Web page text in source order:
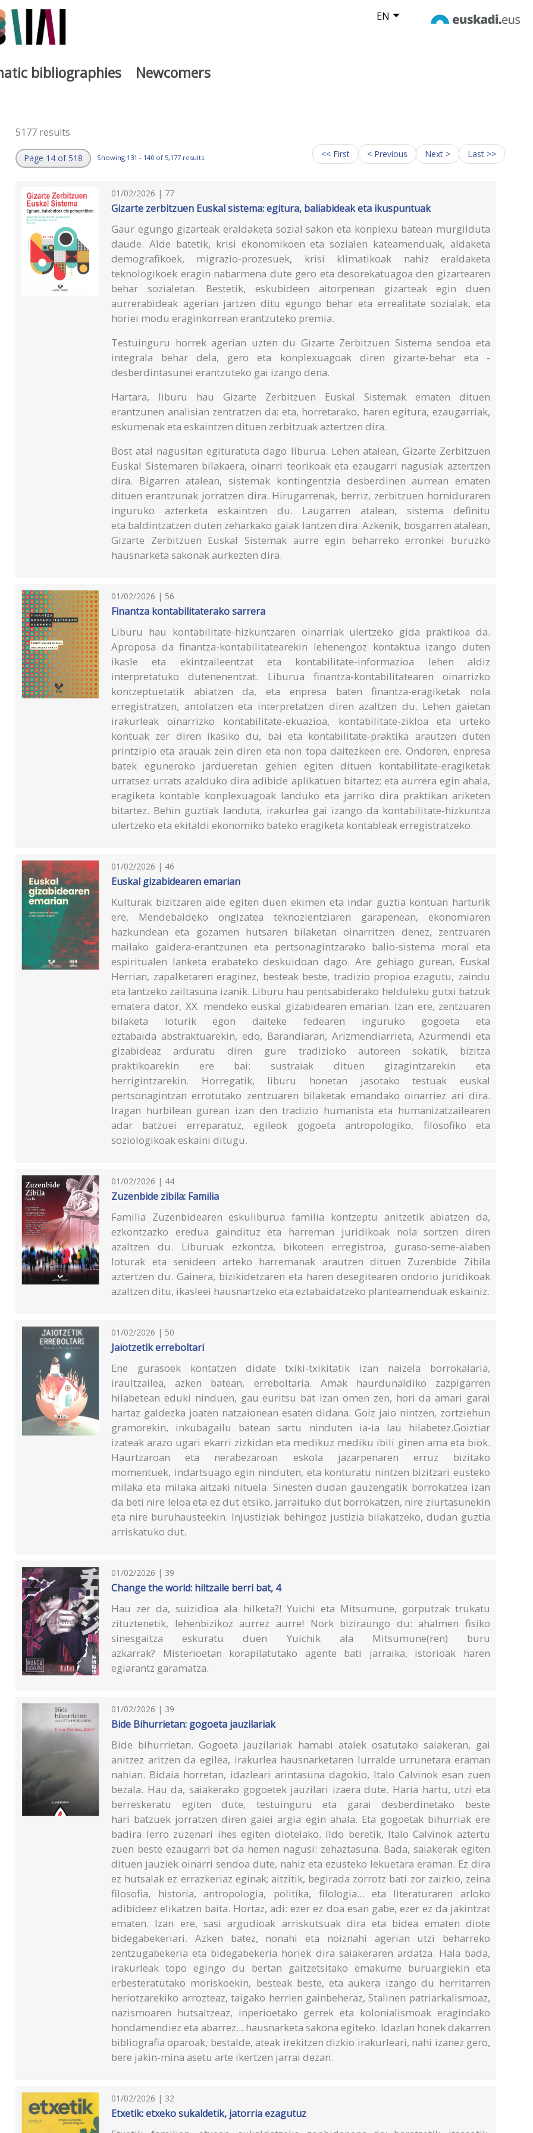
EN
bibliographies Newcomers
5177 results
Page 14 of 518 Showing 131 - 140 of 5,177 results. << First < Previous Next > Last >>
01/02/2026 | 77
Gizarte zerbitzuen Euskal sistema: egitura, baliabideak eta ikuspuntuak
Gaur egungo gizarteak eraldaketa sozial sakon eta konplexu batean murgilduta
daude. Alde batetik, krisi ekonomikoen eta sozialen kateamenduak, aldaketa
demografikoek, migrazio-prozesuek, krisi klimatikoak nahiz eraldaketa
teknologikoek eragin nabarmena dute gero eta desorekatuagoa den gizartearen
behar sozialetan. Bestetik, eskubideen aitorpenean gizarteak egin duen
aurrerabideak agerian jartzen ditu egungo behar eta errealitate sozialak, eta
horiei modu eraginkorrean erantzuteko premia.
Testuinguru horrek agerian uzten du Gizarte Zerbitzuen Sistema sendoa eta
integrala behar dela, gero eta konplexuagoak diren gizarte-behar eta -
desberdintasunei erantzuteko gai izango dena.
Hartara, liburu hau Gizarte Zerbitzuen Euskal Sistemak ematen dituen
erantzunen analisian zentratzen da; eta, horretarako, haren egitura, ezaugarriak,
eskumenak eta eskaintzen dituen zerbitzuak aztertzen dira.
Bost atal nagusitan egituratuta dago liburua. Lehen atalean, Gizarte Zerbitzuen
Euskal Sistemaren bilakaera, oinarri teorikoak eta ezaugarri nagusiak aztertzen
dira. Bigarren atalean, sistemak kontingentzia desberdinen aurrean ematen
dituen erantzunak jorratzen dira. Hirugarrenak, berriz, zerbitzuen horniduraren
inguruko azterketa eskaintzen du. Laugarren atalean, sistema definitu
eta baldintzatzen duten zeharkako gaiak lantzen dira. Azkenik, bosgarren atalean,
Gizarte Zerbitzuen Euskal Sistemak aurre egin beharreko erronkei buruzko
hausnarketa sakonak aurkezten dira.
01/02/2026 | 56
Finantza kontabilitaterako sarrera
Liburu hau kontabilitate-hizkuntzaren oinarriak ulertzeko gida praktikoa da.
Aproposa da finantza-kontabilitatearekin lehenengoz kontaktua izango duten
ikasle eta ekintzaileentzat eta kontabilitate-informazioa lehen aldiz
interpretatuko dutenenentzat. Liburua finantza-kontabilitatearen oinarrizko
kontzeptuetatik abiatzen da, eta enpresa baten finantza-eragiketak nola
erregistratzen, antolatzen eta interpretatzen diren azaltzen du. Lehen gaietan
irakurleak oinarrizko kontabilitate-ekuazioa, kontabilitate-zikloa eta urteko
kontuak zer diren ikasiko du, bai eta kontabilitate-praktika arautzen duten
printzipio eta arauak zein diren eta non topa daitezkeen ere. Ondoren, enpresa
batek eguneroko jardueretan gehien egiten dituen kontabilitate-eragiketak
urratsez urrats azalduko dira adibide aplikatuen bitartez; eta aurrera egin ahala,
eragiketa kontable konplexuagoak landuko eta jarriko dira praktikan ariketen
bitartez. Behin guztiak landuta, irakurlea gai izango da kontabilitate-hizkuntza
ulertzeko eta ekitaldi ekonomiko bateko eragiketa kontableak erregistratzeko.
01/02/2026 | 46
Euskal gizabidearen emarian
Kulturak bizitzaren alde egiten duen ekimen eta indar guztia kontuan harturik
ere, Mendebaldeko ongizatea teknozientziaren garapenean, ekonomiaren
hazkundean eta gozamen hutsaren bilaketan oinarritzen denez, zentzuaren
mailako galdera-erantzunen eta pertsonagintzarako balio-sistema moral eta
espiritualen lanketa erabateko deskuidoan dago. Are gehiago gurean, Euskal
Herrian, zapalketaren eraginez, besteak beste, tradizio propioa ezagutu, zaindu
eta lantzeko zailtasuna izanik. Liburu hau pentsabiderako helduleku gutxi batzuk
ematera dator, XX. mendeko euskal gizabidearen emarian. Izan ere, zentzuaren
bilaketa loturik egon daiteke fedearen inguruko gogoeta eta
eztabaida abstraktuarekin, edo, Barandiaran, Arizmendiarrieta, Azurmendi eta
gizabideaz arduratu diren gure tradizioko autoreen sokatik, bizitza
praktikoarekin ere bai: sustraiak dituen gizagintzarekin eta
herrigintzarekin. Horregatik, liburu honetan jasotako testuak euskal
pertsonagintzan errotutako zentzuaren bilaketak emandako oinarriez ari dira.
Iragan hurbilean gurean izan den tradizio humanista eta humanizatzailearen
adar batzuei erreparatuz, egileok gogoeta antropologiko, filosofiko eta
soziologikoak eskaini ditugu.
01/02/2026 | 44
Zuzenbide zibila: Familia
Familia Zuzenbidearen eskuliburua familia kontzeptu anitzetik abiatzen da,
ezkontzazko eredua gaindituz eta harreman juridikoak nola sortzen diren
azaltzen du. Liburuak ezkontza, bikoteen erregistroa, guraso-seme-alaben
loturak eta senideen arteko harremanak arautzen dituen Zuzenbide Zibila
aztertzen du. Gainera, bizikidetzaren eta haren desegitearen ondorio juridikoak
azaltzen ditu, ikasleei hausnartzeko eta eztabaidatzeko planteamenduak eskainiz.
01/02/2026 | 50
Jaiotzetik erreboltari
Ene gurasoek kontatzen didate txiki-txikitatik izan naizela borrokalaria,
iraultzailea, azken batean, erreboltaria. Amak haurdunaldiko zazpigarren
hilabetean eduki ninduen, gau euritsu bat izan omen zen, hori da amari garai
hartaz galdezka joaten natzaionean esaten didana. Goiz jaio nintzen, zortziehun
gramorekin, inkubagailu batean sartu ninduten ia-ia lau hilabetez.Goiztiar
izateak arazo ugari ekarri zizkidan eta medikuz mediku ibili ginen ama eta biok.
Haurtzaroan eta nerabezaroan eskola jazarpenaren erruz bizitako
momentuek, indartsuago egin ninduten, eta konturatu nintzen bizitzari eusteko
milaka eta milaka aitzaki nituela. Sinesten dudan gauzengatik borrokatzea izan
da beti nire leloa eta ez dut etsiko, jarraituko dut borrokatzen, nire ziurtasunekin
eta nire buruhausteekin. Injustiziak behingoz justizia bilakatzeko, dudan guztia
arriskatuko dut.
01/02/2026 | 39
Change the world: hiltzaile berri bat, 4
Hau zer da, suizidioa ala hilketa?! Yuichi eta Mitsumune, gorputzak trukatu
zituztenetik, lehenbizikoz aurrez aurre! Nork biziraungo du: ahalmen fisiko
sinesgaitza eskuratu duen Yuichik ala Mitsumune(ren) buru
azkarrak? Misterioetan korapilatutako agente bati jarraika, istorioak haren
egiarantz garamatza.
01/02/2026 | 39
Bide Bihurrietan: gogoeta jauzilariak
Bide bihurrietan. Gogoeta jauzilariak hamabi atalek osatutako saiakeran, gai
anitzez aritzen da egilea, irakurlea hausnarketaren lurralde urrunetara eraman
nahian. Bidaia horretan, idazleari arintasuna dagokio, Italo Calvinok esan zuen
bezala. Hau da, saiakerako gogoetek jauzilari izaera dute. Haria hartu, utzi eta
berreskeratu egiten dute, testuinguru eta garai desberdinetako beste
hari batzuek jorratzen diren gaiei argia egin ahala. Eta gogoetak bihurriak ere
badira lerro zuzenari ihes egiten diotelako. Ildo beretik, Italo Calvinok aztertu
zuen beste ezaugarri bat da hemen nagusi: zehaztasuna. Bada, saiakerak egiten
dituen jauziek oinarri sendoa dute, nahiz eta ezusteko lekuetara eraman. Ez dira
ez hutsalak ez errazkeriaz eginak; aitzitik, begirada zorrotz bati zor zaizkio, zeina
filosofia, historia, antropologia, politika, filologia... eta literaturaren arloko
adibideez elikatzen baita. Hortaz, adi: ezer ez doa esan gabe, ezer ez da jakintzat
ematen. Izan ere, sasi argudioak arriskutsuak dira eta bidea ematen diote
bidegabekeriari. Azken batez, nonahi eta noiznahi agerian utzi beharreko
zentzugabekeria eta bidegabekeria horiek dira saiakeraren ardatza. Hala bada,
irakurleak topo egingo du bertan gaitzetsitako emakume buruargiekin eta
erbesteratutako moriskoekin, besteak beste, eta aukera izango du herritarren
heriotzarekiko arrozteaz, taigako herrien gainbeheraz, Stalinen patriarkalismoaz,
nazismoaren hutsaltzeaz, inperioetako gerrek eta kolonialismoak eragindako
hondamendiez eta abarrez... hausnarketa sakona egiteko. Idazlan honek dakarren
bibliografia oparoak, bestalde, ateak irekitzen dizkio irakurleari, nahi izanez gero,
bere jakin-mina asetu arte ikertzen jarrai dezan.
01/02/2026 | 32
Etxetik: etxeko sukaldetik, jatorria ezagutuz